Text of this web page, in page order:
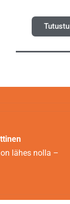
Tutustu
lähes nolla –